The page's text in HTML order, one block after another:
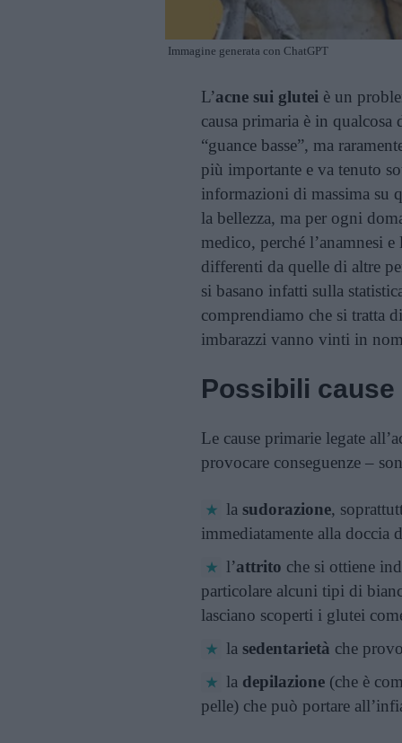
Immagine generata con ChatGPT
L’acne sui glutei è un
causa primaria è in qualcosa
“guance basse”, ma
più importante e va tenuto
informazioni di massima su
la bellezza, ma per ogni
medico, perché l’anamnesi
differenti da quelle di altre
si basano infatti sulla
comprendiamo che si tratta
imbarazzi vanno vinti in
Possibili cause
Le cause primarie legate
provocare conseguenze –
la sudorazione,
immediatamente alla doccia
l’attrito che si ottiene
particolare alcuni tipi di
lasciano scoperti i glutei
la sedentarietà che
la depilazione (che è
pelle) che può portare